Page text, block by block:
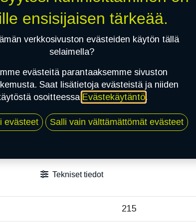
Tekniset tiedot
215
ensisijaisen tärkeää.
verkkosivuston evästeiden käytön tällä
selaimella?
evästeitä parantaaksemme sivuston
Saat lisätietoja evästeistä ja niiden
osoitteessa Evästekäytäntö.
evästeet Salli vain välttämättömät evästeet